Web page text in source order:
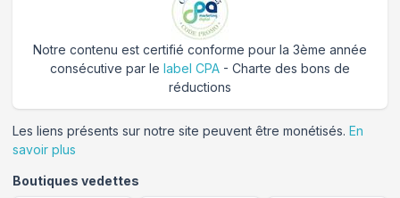
Notre contenu est certifié conforme pour la 3ème année
consécutive par le label CPA - Charte des bons de
réductions
Les liens présents sur notre site peuvent être monétisés. En
savoir plus
Boutiques vedettes